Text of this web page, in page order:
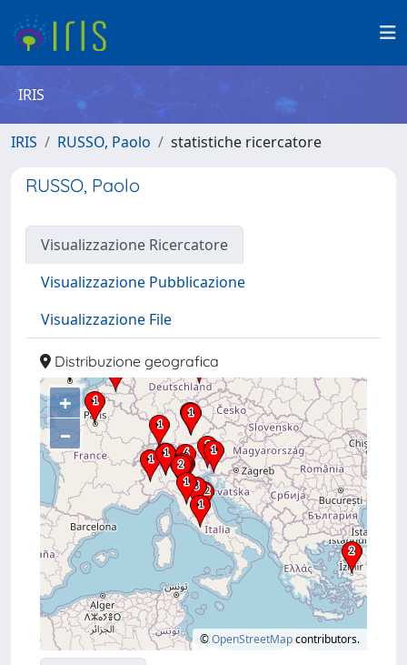
IRIS
IRIS RUSSO, Paolo statistiche ricercatore
RUSSO, Paolo
Visualizzazione Ricercatore
Visualizzazione Pubblicazione
Visualizzazione File
Distribuzione geografica
+
–
©OpenStreetMapcontributors.